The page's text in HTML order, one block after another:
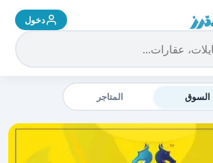
دخول
السوق المتاجر